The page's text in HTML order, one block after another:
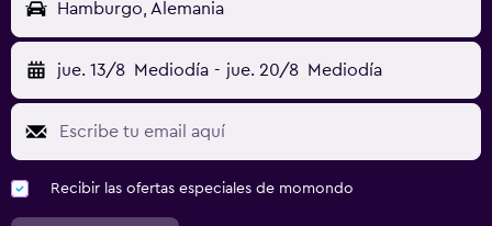
Hamburgo, Alemania
jue. 13/8 Mediodía - jue. 20/8 Mediodía
Recibir las ofertas especiales de momondo